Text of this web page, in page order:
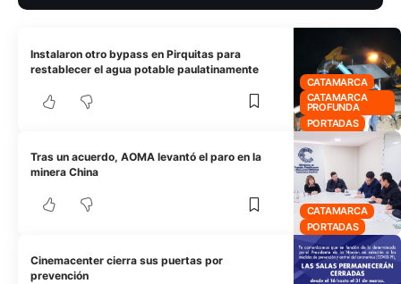
CATAMARCA
CATAMARCA
PROFUNDA
PORTADAS
Instalaron otro bypass en Pirquitas para
restablecer el agua potable paulatinamente
CATAMARCA
PORTADAS
Tras un acuerdo, AOMA levantó el paro en la
minera China
Cinemacenter cierra sus puertas por
prevención